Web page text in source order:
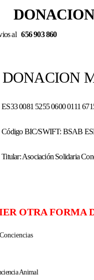
656 903 860
0600 0111
BSAB
Conciencia
OTRA FORMA
Animal